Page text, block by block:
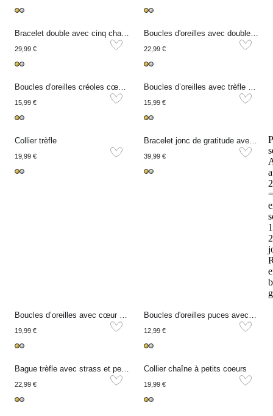
29,99 € 22,99 €
15,99 € 15,99 €
Collier trèfle
19,99 € 39,99 €
=
2
19,99 € 12,99 €
22,99 €
Collier chaîne à petits coeurs
19,99 €